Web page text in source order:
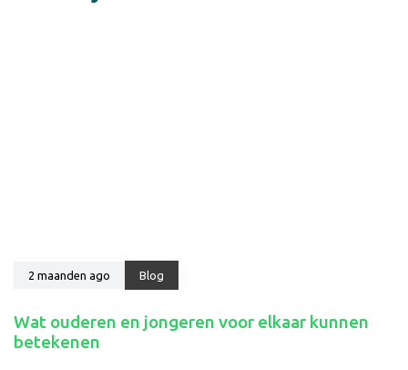
2 maanden ago Blog
Wat ouderen en jongeren voor elkaar kunnen
betekenen